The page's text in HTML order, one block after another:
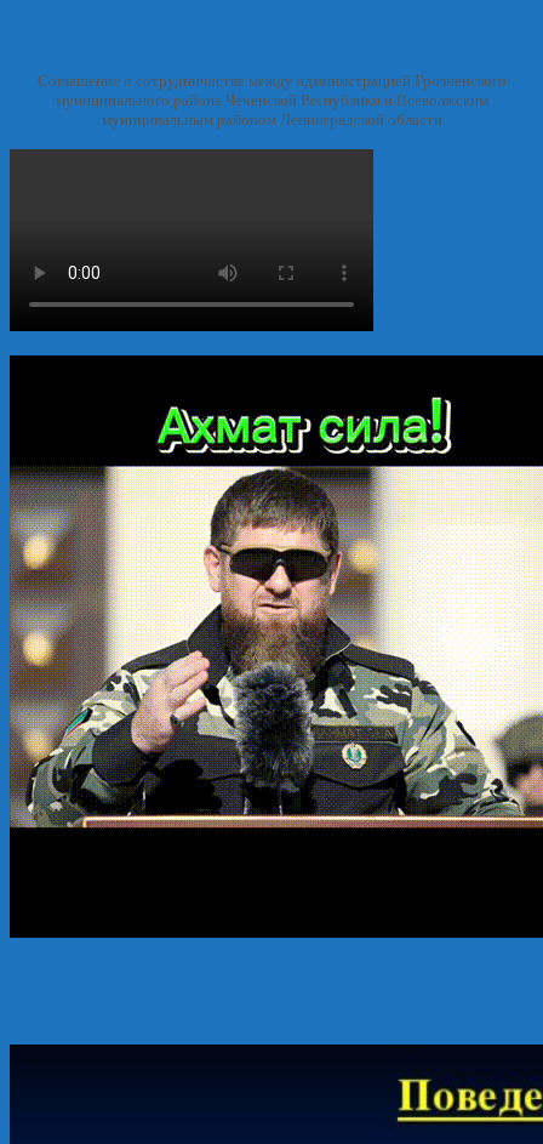
Соглашение о сотрудничестве между администрацией Грозненского
муниципального района Чеченской Республики и Всеволжским
муниципальным районом Ленинградской области